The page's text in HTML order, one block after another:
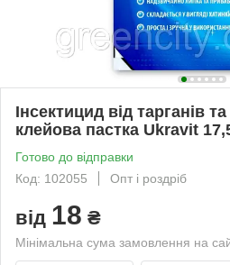
Інсектицид від тарганів
клейова пастка Ukravit
Готово до відправки
Код: 102055
Опт і роздріб
від 18 ₴
Мінімальна сума замовлення на